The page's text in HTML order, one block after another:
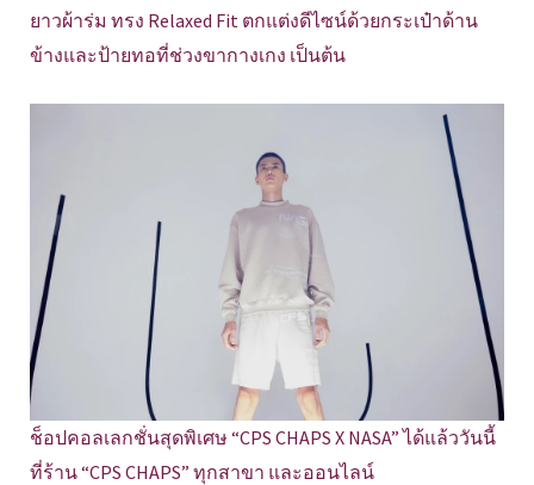
ยาวผ้าร่ม ทรง Relaxed Fit ตกแต่งดีไซน์ด้วยกระเป๋าด้าน
ข้างและป้ายทอที่ช่วงขากางเกง เป็นต้น
ช็อปคอลเลกชั่นสุดพิเศษ “CPS CHAPS X NASA” ได้แล้ววันนี้
ที่ร้าน “CPS CHAPS” ทุกสาขา และออนไลน์